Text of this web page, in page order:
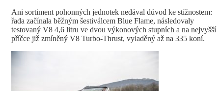
Ani sortiment pohonných jednotek nedával důvod ke stížnostem:
řada začínala běžným šestiválcem Blue Flame, následovaly
testovaný V8 4,6 litru ve dvou výkonových stupních a na nejvyšší
příčce již zmíněný V8 Turbo-Thrust, vyladěný až na 335 koní.